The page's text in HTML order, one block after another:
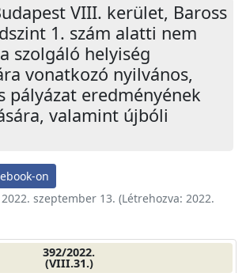
VIII. kerület, Baross
1. szám alatti nem
szolgáló helyiség
vonatkozó nyilvános,
pályázat eredményének
valamint újbóli
on
2022. szeptember 13. (Létrehozva: 2022.
392/2022.
(VIII.31.)